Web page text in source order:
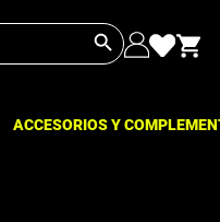
Botón de búsqueda
ACCESORIOS Y